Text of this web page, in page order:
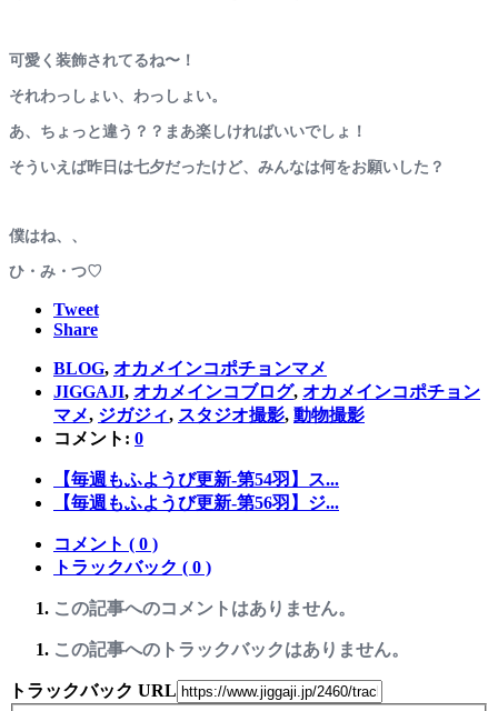
可愛く装飾されてるね〜！
それわっしょい、わっしょい。
あ、ちょっと違う？？まあ楽しければいいでしょ！
そういえば昨日は七夕だったけど、みんなは何をお願いした？
僕はね、、
ひ・み・つ♡
Tweet
Share
BLOG, オカメインコポチョンマメ
JIGGAJI, オカメインコブログ, オカメインコポチョン
マメ, ジガジィ, スタジオ撮影, 動物撮影
コメント: 0
【毎週もふようび更新-第54羽】ス...
【毎週もふようび更新-第56羽】ジ...
コメント ( 0 )
トラックバック ( 0 )
この記事へのコメントはありません。
この記事へのトラックバックはありません。
トラックバック URL